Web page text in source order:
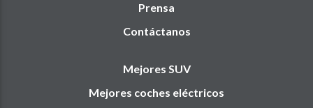
Prensa
Contáctanos
Mejores SUV
Mejores coches eléctricos